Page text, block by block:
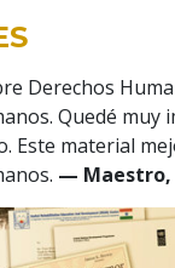
Derechos
Quedé
Este material
— Maestro,